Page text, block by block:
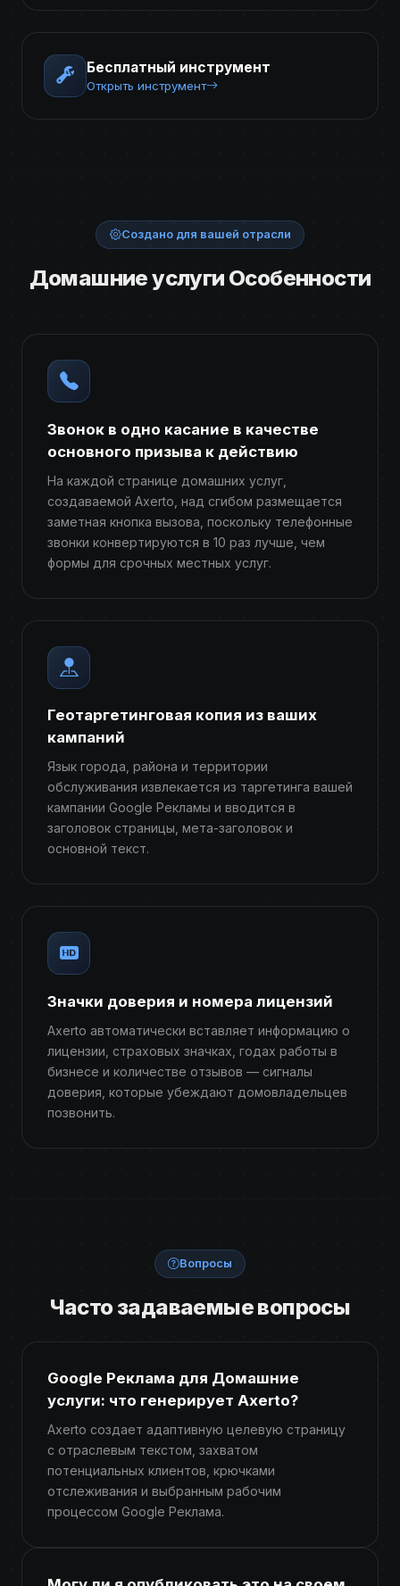
Бесплатный инструмент
Открыть инструмент
Создано для вашей отрасли
Домашние услуги Особенности
Звонок в одно касание в качестве
основного призыва к действию
На каждой странице домашних услуг,
создаваемой Axerto, над сгибом размещается
заметная кнопка вызова, поскольку телефонные
звонки конвертируются в 10 раз лучше, чем
формы для срочных местных услуг.
Геотаргетинговая копия из ваших
кампаний
Язык города, района и территории
обслуживания извлекается из таргетинга вашей
кампании Google Рекламы и вводится в
заголовок страницы, мета-заголовок и
основной текст.
Значки доверия и номера лицензий
Axerto автоматически вставляет информацию о
лицензии, страховых значках, годах работы в
бизнесе и количестве отзывов — сигналы
доверия, которые убеждают домовладельцев
позвонить.
Вопросы
Часто задаваемые вопросы
Google Реклама для Домашние
услуги: что генерирует Axerto?
Axerto создает адаптивную целевую страницу
с отраслевым текстом, захватом
потенциальных клиентов, крючками
отслеживания и выбранным рабочим
процессом Google Реклама.